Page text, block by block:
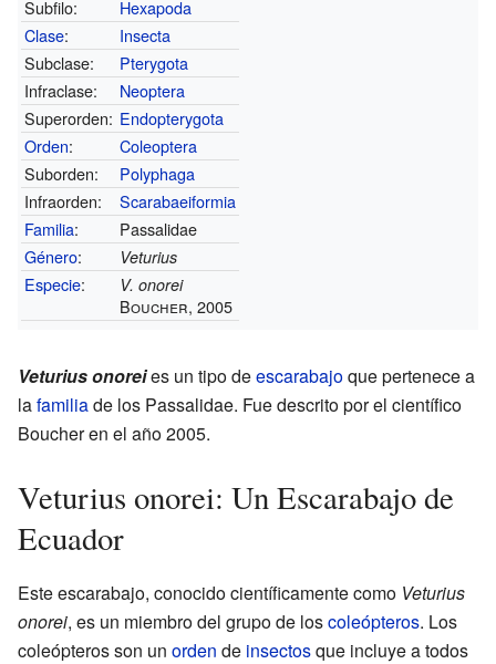
Subfilo:
Hexapoda
Clase:
Insecta
Subclase:
Pterygota
Infraclase:
Neoptera
Superorden: Endopterygota
Orden:
Coleoptera
Suborden:
Polyphaga
Infraorden:
Scarabaeiformia
Familia:
Passalidae
Género: Veturius
Especie: V. onorei
Boucher, 2005
Veturius onoreies un tipo deescarabajoque pertenece a
lafamiliade los Passalidae. Fue descrito por el científico
Boucher en el año 2005.
Veturius onorei: Un Escarabajo de
Ecuador
Este escarabajo, conocido científicamente como Veturius
onorei, es un miembro del grupo de loscoleópteros. Los
coleópteros son un orden de insectosque incluye a todos